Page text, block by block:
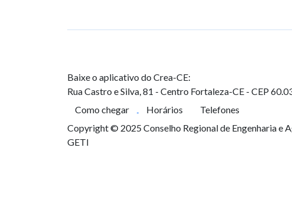
Baixe o aplicativo do Crea-CE:
Rua Castro e Silva, 81 - Centro Fortaleza-CE - CEP
Como chegar
Horários
Telefones
Copyright © 2025 Conselho Regional de Engenharia e
GETI